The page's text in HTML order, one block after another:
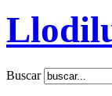
Buscar